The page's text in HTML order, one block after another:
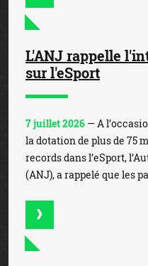
L'ANJ rappelle
sur l'eSport
7 juillet 2026 — A
la dotation de plus de 75
records dans l’eSport,
(ANJ), a rappelé que les